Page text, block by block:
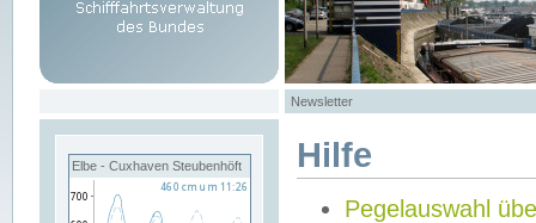
Newsletter
Elbe - Cuxhaven Steubenhöft Hilfe
Pegelauswahl